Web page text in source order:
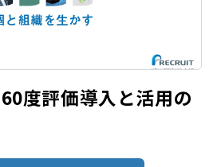
度評価導入と活用の